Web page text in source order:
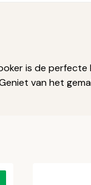
is de
van het